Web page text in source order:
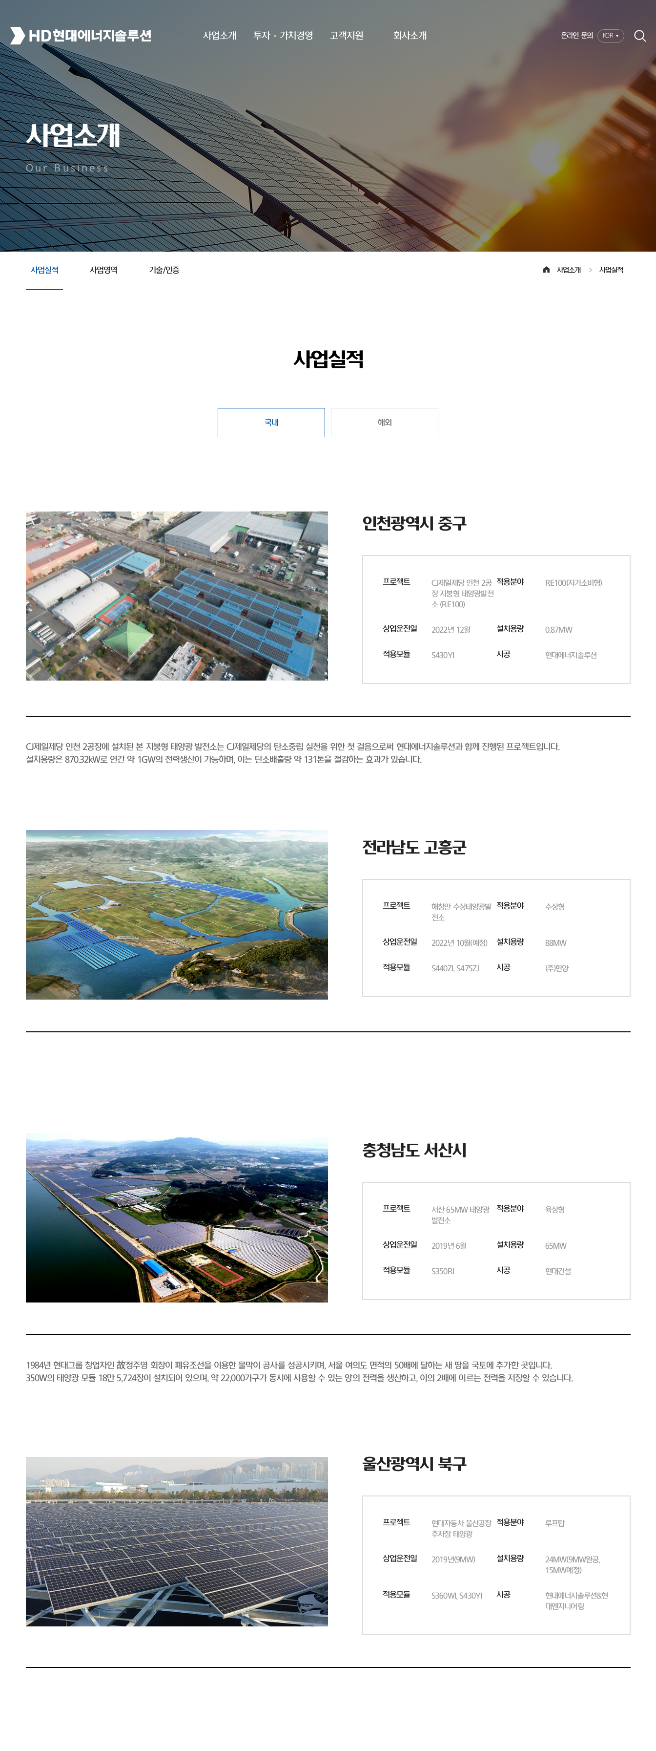
사업소개 투자·가치경영 고객지원 회사소개 온라인 문의 KOR
사업소개
Our Business
사업실적 사업영역 기술/인증 사업소개 사업실적
사업실적
국내 해외
인천광역시 중구
프로젝트
CJ제일제당 인천 2공
장 지붕형 태양광발전
소 (RE100)
적용분야 RE100(자가소비형)
상업운전일 2022년 12월 설치용량 0.87MW
적용모듈 S430YI 시공 현대에너지솔루션
CJ제일제당 인천 2공장에 설치된 본 지붕형 태양광 발전소는 CJ제일제당의 탄소중립 실천을 위한 첫 걸음으로써 현대에너지솔루션과 함께 진행된 프로젝트입니다.
설치용량은 870.32kW로 연간 약 1GW의 전력생산이 가능하며, 이는 탄소배출량 약 131톤을 절감하는 효과가 있습니다.
전라남도 고흥군
프로젝트
해창만 수상태양광발
전소
적용분야 수상형
상업운전일 2022년 10월(예정) 설치용량 88MW
적용모듈 S440ZI, S475ZJ 시공 (주)한양
충청남도 서산시
프로젝트
서산 65MW 태양광
발전소
적용분야 육상형
상업운전일 2019년 6월 설치용량 65MW
적용모듈 S350RI 시공 현대건설
1984년 현대그룹 창업자인 故정주영 회장이 폐유조선을 이용한 물막이 공사를 성공시키며, 서울 여의도 면적의 50배에 달하는 새 땅을 국토에 추가한 곳입니다.
350W의 태양광 모듈 18만 5,724장이 설치되어 있으며, 약 22,000가구가 동시에 사용할 수 있는 양의 전력을 생산하고, 이의 2배에 이르는 전력을 저장할 수 있습니다.
울산광역시 북구
프로젝트
현대자동차 울산공장
주차장 태양광
적용분야 루프탑
상업운전일 2019년(9MW) 설치용량
24MW(9MW완공,
15MW예정)
적용모듈 S360WI, S430YI 시공
현대에너지솔루션&현
대엔지니어링